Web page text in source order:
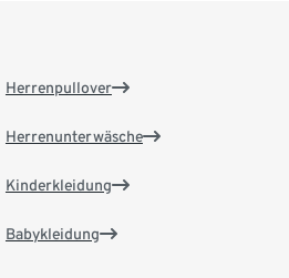
Herrenpullover
Herrenunterwäsche
Kinderkleidung
Babykleidung